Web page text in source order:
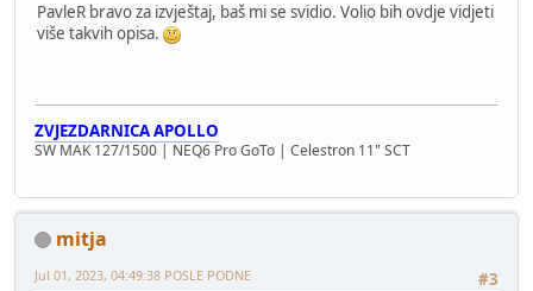
PavleR bravo za izvještaj, baš mi se svidio. Volio bih ovdje vidjeti
više takvih opisa.
ZVJEZDARNICA APOLLO
SW MAK 127/1500 | NEQ6 Pro GoTo | Celestron 11" SCT
mitja
#3
Jul 01, 2023, 04:49:38 POSLE PODNE